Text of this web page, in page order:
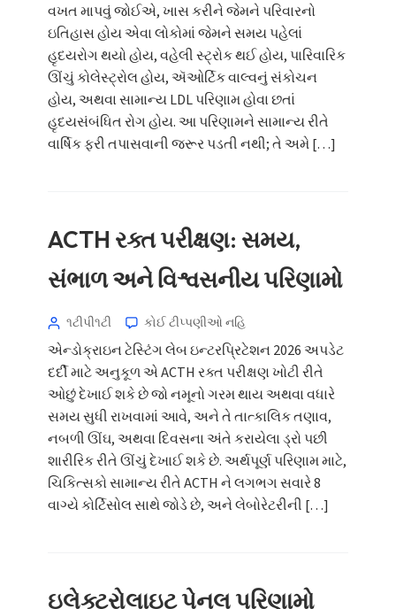
વખત માપવું જોઈએ, ખાસ કરીને જેમને પરિવારનો
ઇતિહાસ હોય એવા લોકોમાં જેમને સમય પહેલાં
હૃદયરોગ થયો હોય, વહેલી સ્ટ્રોક થઈ હોય, પારિવારિક
ઊંચું કોલેસ્ટ્રોલ હોય, ઍઓર્ટિક વાલ્વનું સંકોચન
હોય, અથવા સામાન્ય LDL પરિણામ હોવા છતાં
હૃદયસંબંધિત રોગ હોય. આ પરિણામને સામાન્ય રીતે
વાર્ષિક ફરી તપાસવાની જરૂર પડતી નથી; તે અમે […]
ACTH રક્ત પરીક્ષણ: સમય,
સંભાળ અને વિશ્વસનીય પરિણામો
૧ટીપી૧ટી કોઈ ટીપ્પણીઓ નહિ
એન્ડોક્રાઇન ટેસ્ટિંગ લેબ ઇન્ટરપ્રિટેશન 2026 અપડેટ
દર્દી માટે અનુકૂળ એ ACTH રક્ત પરીક્ષણ ખોટી રીતે
ઓછું દેખાઈ શકે છે જો નમૂનો ગરમ થાય અથવા વધારે
સમય સુધી રાખવામાં આવે, અને તે તાત્કાલિક તણાવ,
નબળી ઊંઘ, અથવા દિવસના અંતે કરાયેલા ડ્રો પછી
શારીરિક રીતે ઊંચું દેખાઈ શકે છે. અર્થપૂર્ણ પરિણામ માટે,
ચિકિત્સકો સામાન્ય રીતે ACTH ને લગભગ સવારે 8
વાગ્યે કોર્ટિસોલ સાથે જોડે છે, અને લેબોરેટરીની […]
ઇલેક્ટ્રોલાઇટ પેનલ પરિણામો